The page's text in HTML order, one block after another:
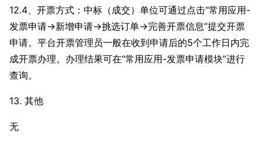
12.4、开票方式：中标（成交）单位可通过点击“常用应用-
发票申请→新增申请→挑选订单→完善开票信息”提交开票
申请。平台开票管理员一般在收到申请后的5个工作日内完
成开票办理。办理结果可在“常用应用-发票申请模块”进行
查询。
13. 其他
无